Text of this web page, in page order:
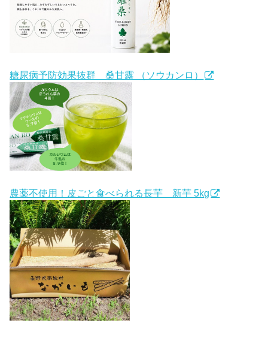
糖尿病予防効果抜群 桑甘露 （ソウカンロ）
農薬不使用！皮ごと食べられる長芋 新芋 5kg